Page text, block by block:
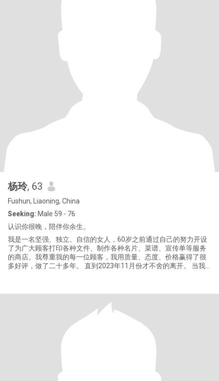
杨玲, 63
Fushun, Liaoning, China
Seeking: Male 59 - 76
认识你很晚，陪伴你余生。
我是一名坚强、独立、自信的女人，60岁之前通过自己的努力开设
了为广大顾客打印各种文件、制作各种名片、菜谱、宣传单等服务
的商店。我尊重我的每一位顾客，我用质量、态度、价格赢得了很
多好评，做了二十多年。 直到2023年11月份才不舍的离开。 当我
界、没有距离、不分肤色、不分年龄，世界已成为一个大家庭。身